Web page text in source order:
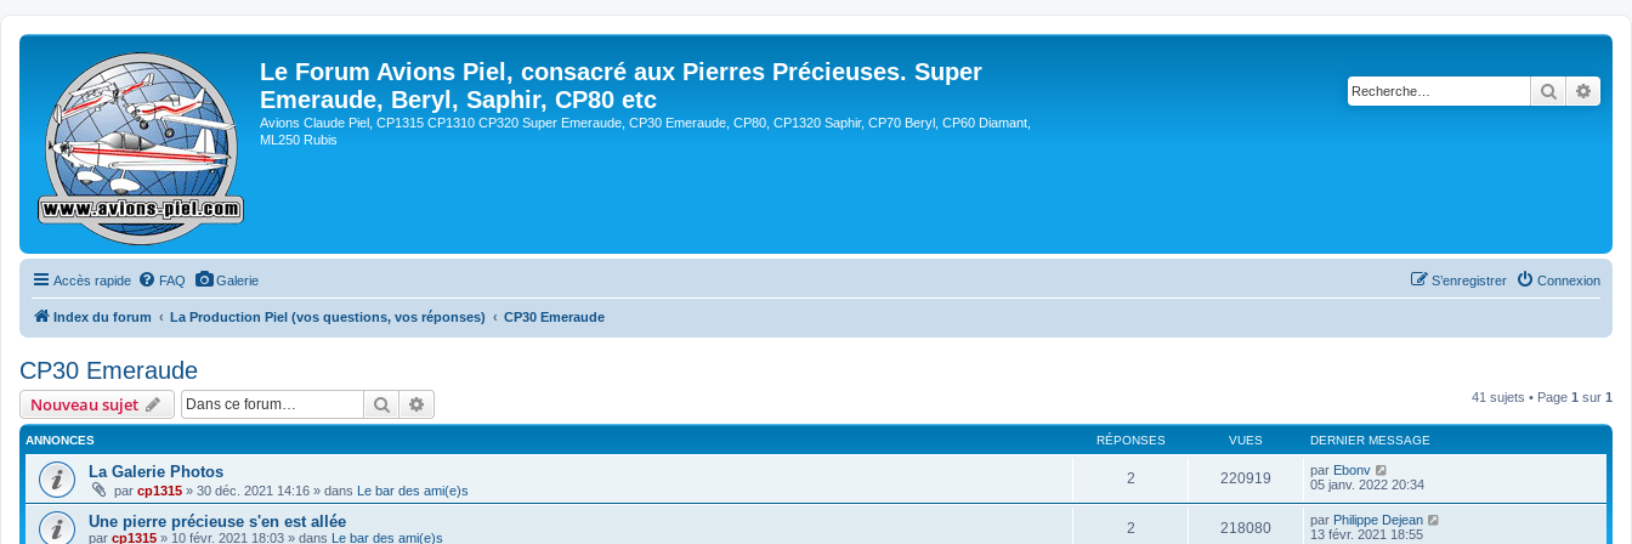
Le Forum Avions Piel, consacré aux Pierres Précieuses. Super
Emeraude, Beryl, Saphir, CP80 etc
Avions Claude Piel, CP1315 CP1310 CP320 Super Emeraude, CP30 Emeraude, CP80, CP1320 Saphir, CP70 Beryl, CP60 Diamant,
ML250 Rubis
Accès rapide FAQ Galerie Connexion
S’enregistrer
Index du forum La Production Piel (vos questions, vos réponses) CP30 Emeraude
CP30 Emeraude
Nouveau sujet Rechercher 41 sujets • Page 1 sur 1
ANNONCES RÉPONSES VUES DERNIER MESSAGE
La Galerie Photos
par cp1315 » 30 déc. 2021 14:16 » dans Le bar des ami(e)s
2 220919 par Ebonv
05 janv. 2022 20:34
Une pierre précieuse s'en est allée
par cp1315 » 10 févr. 2021 18:03 » dans Le bar des ami(e)s
2 218080 par Philippe Dejean
13 févr. 2021 18:55